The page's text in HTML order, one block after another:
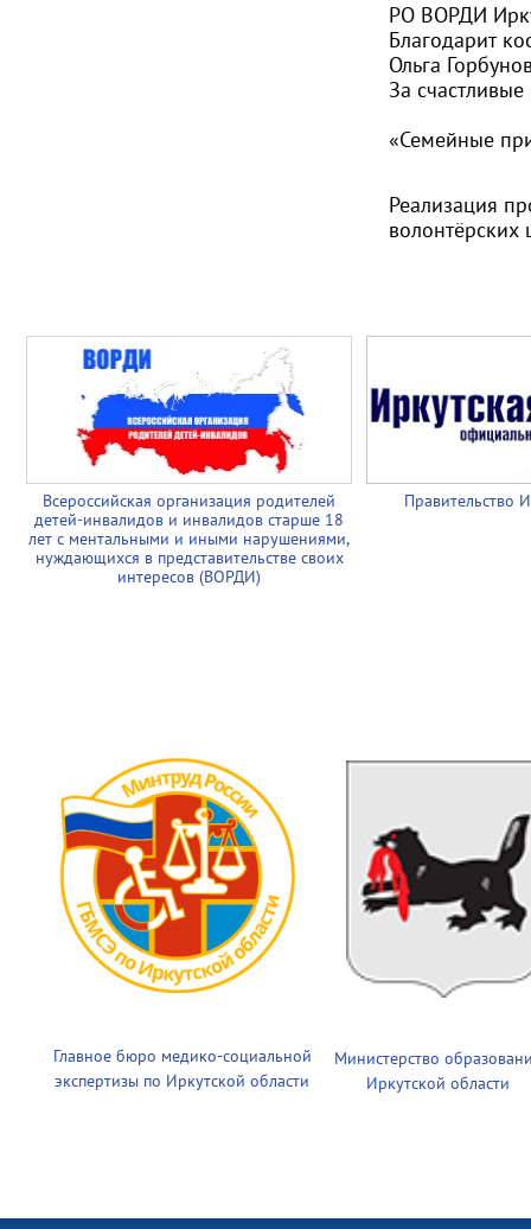
РО ВОРДИ
Благодарит
Ольга
За
«Семейные
Реализация
Всероссийская организация родителей
детей-инвалидов и инвалидов старше 18
лет с ментальными и иными нарушениями,
нуждающихся в представительстве своих
интересов (ВОРДИ)
Правительство
Главное бюро медико-социальной
экспертизы по Иркутской области
Министерство
Иркутской области